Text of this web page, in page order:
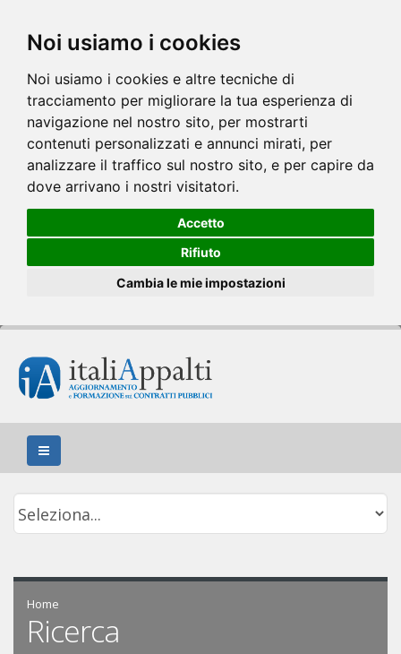
Noi usiamo i cookies
Noi usiamo i cookies e altre tecniche di
tracciamento per migliorare la tua esperienza di
navigazione nel nostro sito, per mostrarti
contenuti personalizzati e annunci mirati, per
analizzare il traffico sul nostro sito, e per capire da
dove arrivano i nostri visitatori.
Accetto
Rifiuto
Cambia le mie impostazioni
Home
Ricerca